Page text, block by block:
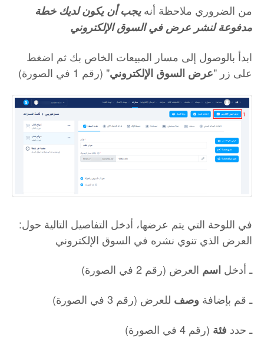
من الضروري ملاحظة أنهيجب أن يكون لديك خطة
مدفوعة لنشر عرض في السوق الإلكتروني
ابدأ بالوصول إلى مسار المبيعات الخاص بك ثم اضغط
على زر "عرض السوق الإلكتروني" (رقم 1 في الصورة)
:في اللوحة التي يتم عرضها، أدخل التفاصيل التالية حول
العرض الذي تنوي نشره في السوق الإلكتروني
ـ أدخل اسم العرض (رقم 2 في الصورة)
ـ قم بإضافة وصف للعرض (رقم 3 في الصورة)
ـ حدد فئة (رقم 4 في الصورة)